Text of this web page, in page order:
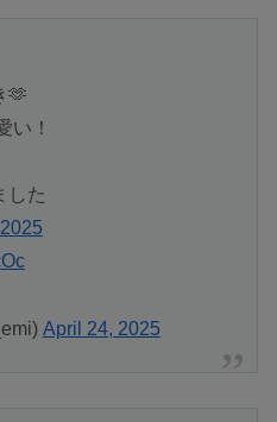
🫶
い！
した
April 24, 2025